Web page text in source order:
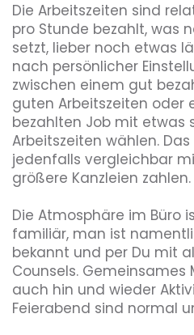
Die Arbeitszeiten sind
pro Stunde bezahlt, was
setzt, lieber noch etwas
nach persönlicher
zwischen einem gut
guten Arbeitszeiten oder
bezahlten Job mit etwas
Arbeitszeiten wählen.
jedenfalls vergleichbar
größere Kanzleien zahlen.
Die Atmosphäre im Büro
familiär, man ist
bekannt und per Du mit
Counsels.
auch hin und wieder
Feierabend sind normal